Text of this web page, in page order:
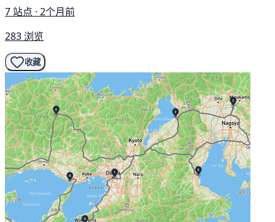
7 站点 · 2个月前
283 浏览
收藏